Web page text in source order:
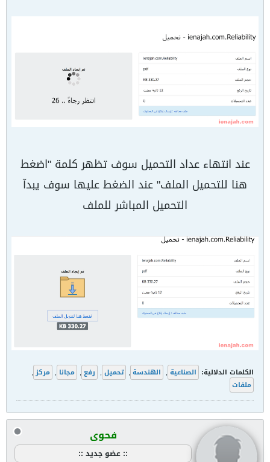
عند انتهاء عداد التحميل سوف تظهر كلمة "اضغط
هنا للتحميل الملف" عند الضغط عليها سوف يبدآ
التحميل المباشر للملف
الكلمات الدلالية: الصناعية , الهندسة , تحميل , رفع , مجانا , مركز ,
ملفات
فحوى
:: عضو جديد ::